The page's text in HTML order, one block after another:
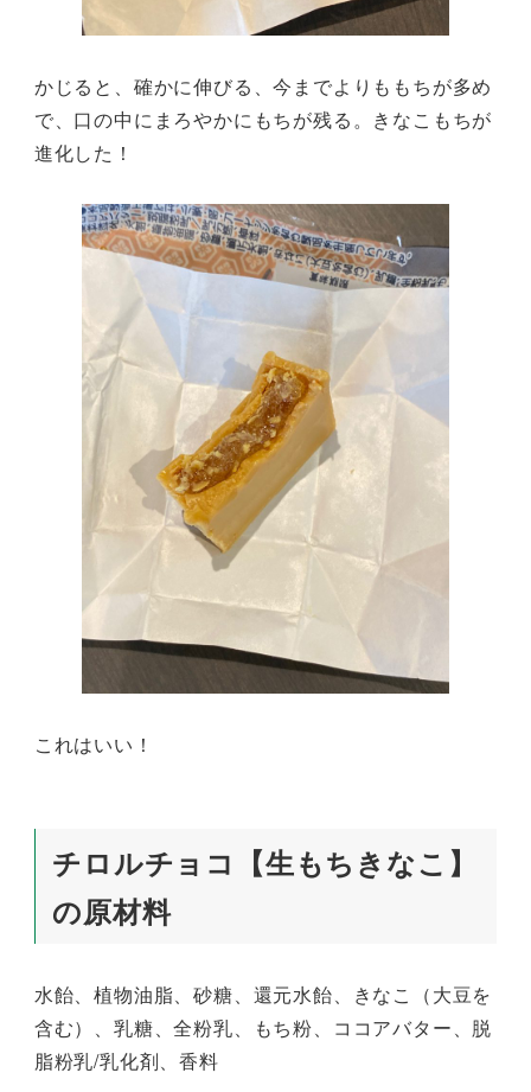
かじると、確かに伸びる、今までよりももちが多め
で、口の中にまろやかにもちが残る。きなこもちが
進化した！
これはいい！
チロルチョコ【生もちきなこ】
の原材料
水飴、植物油脂、砂糖、還元水飴、きなこ（大豆を
含む）、乳糖、全粉乳、もち粉、ココアバター、脱
脂粉乳/乳化剤、香料